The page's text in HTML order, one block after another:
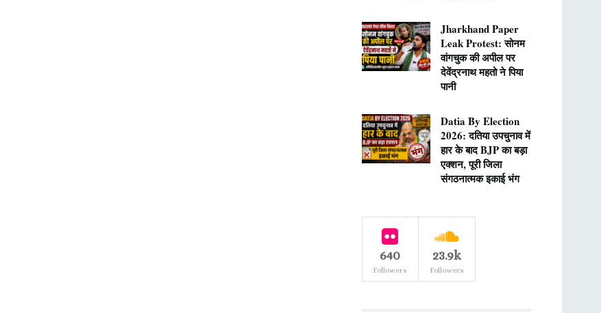
Jharkhand Paper
Leak Protest: सोनम
वांगचुक की अपील पर
देवेंद्रनाथ महतो ने पिया
पानी
Datia By Election
2026: दतिया उपचुनाव में
हार के बाद BJP का बड़ा
एक्शन, पूरी जिला
संगठनात्मक इकाई भंग
640
Followers
23.9k
Followers